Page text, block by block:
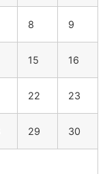
8 9
15 16
22 23
29 30